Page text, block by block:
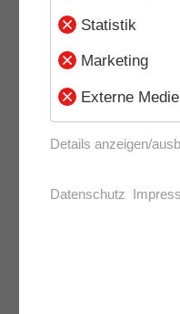
mehr
Für
Statistik
Marketing
Externe
Details anzeigen/
Datenschutz